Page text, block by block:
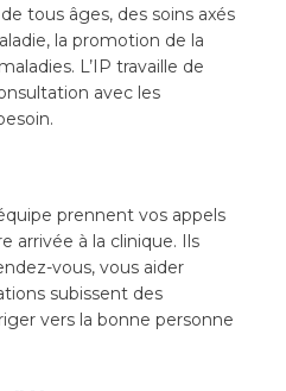
tous âges, des soins axés
la promotion de la
L’IP travaille de
avec les
prennent vos appels
arrivée à la clinique. Ils
vous, vous aider
subissent des
vers la bonne personne